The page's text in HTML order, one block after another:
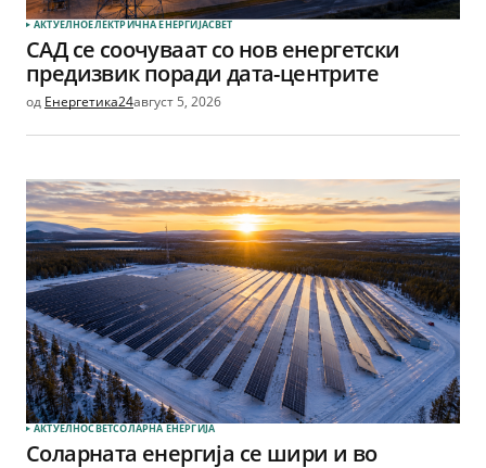
АКТУЕЛНОЕЛЕКТРИЧНА ЕНЕРГИЈАСВЕТ
САД се соочуваат со нов енергетски
предизвик поради дата-центрите
од Енергетика24август 5, 2026
АКТУЕЛНОСВЕТСОЛАРНА EНЕРГИЈА
Соларната енергија се шири и во